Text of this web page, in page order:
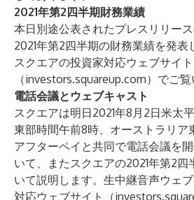
2021年第2四半期財務業績
本日別途公表されたプレスリリー
2021年第2四半期の財務業績を発表
スクエアの投資家対応ウェブサイト
（investors.squareup.com）でご覧
電話会議とウェブキャスト
スクエアは明日2021年8月2日米太
東部時間午前8時、オーストラリア
アフターペイと共同で電話会議を
いて、またスクエアの2021年第2四
いて説明します。生中継音声ウェ
対応ウェブサイト（